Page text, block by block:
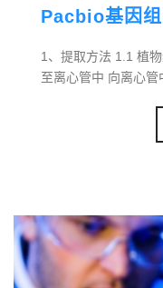
Pacbio基因
1、提取方法 1.1 植
至离心管中 向离心